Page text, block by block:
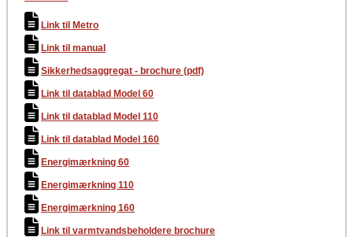
Producent
Metro Therm
Link til Metro
Link til manual
Sikkerhedsaggregat - brochure (pdf)
Link til datablad Model 60
Link til datablad Model 110
Link til datablad Model 160
Energimærkning 60
Energimærkning 110
Energimærkning 160
Link til varmtvandsbeholdere brochure